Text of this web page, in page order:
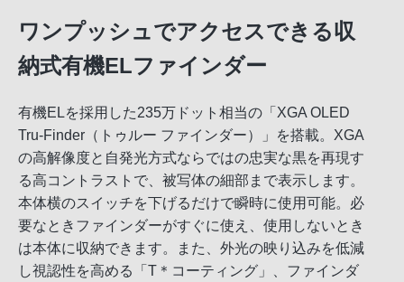
ワンプッシュでアクセスできる収
納式有機ELファインダー
有機ELを採用した235万ドット相当の「XGA OLED
Tru-Finder（トゥルー ファインダー）」を搭載。XGA
の高解像度と自発光方式ならではの忠実な黒を再現す
る高コントラストで、被写体の細部まで表示します。
本体横のスイッチを下げるだけで瞬時に使用可能。必
要なときファインダーがすぐに使え、使用しないとき
は本体に収納できます。また、外光の映り込みを低減
し視認性を高める「T＊コーティング」、ファインダ